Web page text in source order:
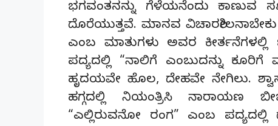
ಭಗವಂತನನ್ನು ಗೆಳೆಯನೆಂದು ಕಾಣುವ
ದೊರೆಯುತ್ತವೆ. ಮಾನವ
ಎಂಬ ಮಾತುಗಳು ಅವರ
ಪದ್ಯದಲ್ಲಿ “ನಾಲಿಗೆ ಎಂಬುದನ್ನು
ಹೃದಯವೇ ಹೊಲ, ದೇಹವೇ ನೇಗಿಲು.
ಹಗ್ಗದಲ್ಲಿ ನಿಯಂತ್ರಿಸಿ ನಾರಾಯಣ
“ಎಲ್ಲಿರುವನೋ ರಂಗ” ಎಂಬ